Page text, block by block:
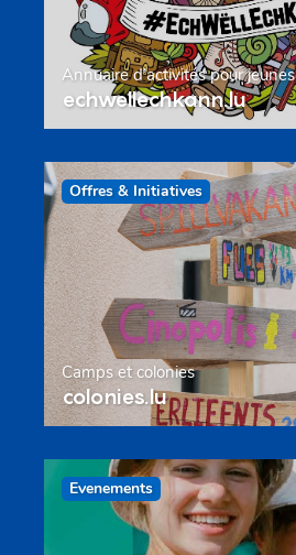
Annuaire d’activités pour jeunes
echwellechkann.lu
Offres & Initiatives
Camps et colonies
colonies.lu
Evenements